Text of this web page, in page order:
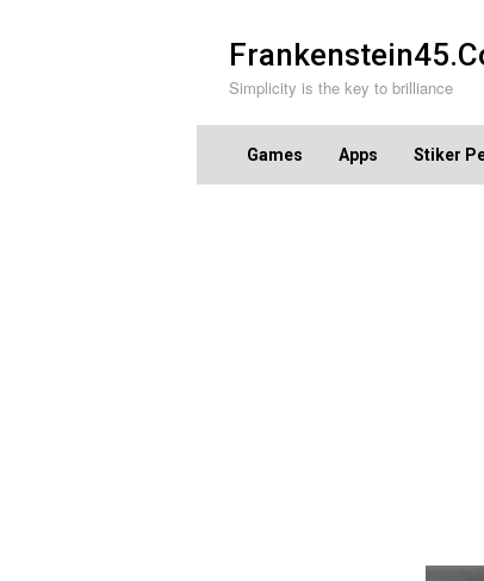
content
Simplicity is the key to brilliance
Games Apps Stiker